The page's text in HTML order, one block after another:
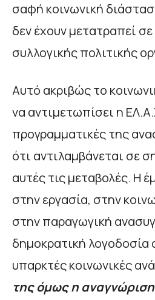
σαφή κοινωνική
δεν έχουν μετατραπεί
συλλογικής πολιτικής
Αυτό ακριβώς το
να αντιμετωπίσει η
προγραμματικές της
ότι αντιλαμβάνεται σε
αυτές τις μεταβολές. Η
στην εργασία, στην
στην παραγωγική
δημοκρατική λογοδοσία
υπαρκτές κοινωνικές
της όμως η